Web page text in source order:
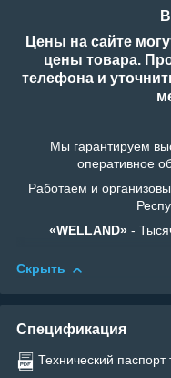
Цены на сайте
цены товара.
телефона и
Мы гарантируем
оперативное
Работаем и
«WELLAND»-
Скрыть
Спецификация
Технический